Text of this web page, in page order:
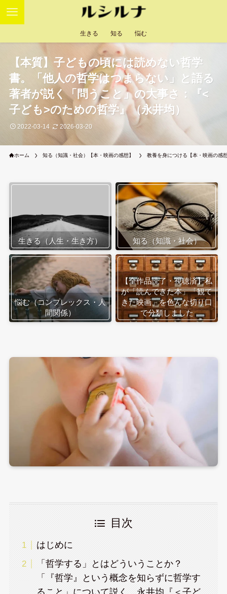
生きる 知る 悩む
【本質】子どもの頃には読めない哲学
書。「他人の哲学はつまらない」と語る
著者が説く「問うこと」の大事さ：『<
子ども>のための哲学』（永井均）
2022-03-14 2026-03-20
ホーム 知る（知識・社会）【本・映画の感想】 教養を身につける【本・映画の感
生きる（人生・生き方） 知る（知識・社会）
悩む（コンプレックス・人
間関係）
【全作品読了・視聴済】私
が「読んできた本」「観て
きた映画」を色んな切り口
で分類しました
目次
はじめに
「哲学する」とはどういうことか？
「『哲学』という概念を知らずに哲学す